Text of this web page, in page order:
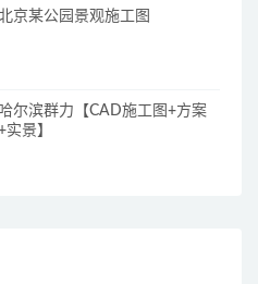
北京某公园景观施工图
哈尔滨群力【CAD施工图+方案
实景】